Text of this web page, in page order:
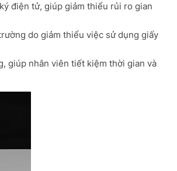
điện tử, giúp giảm thiểu rủi ro gian
do giảm thiểu việc sử dụng giấy
giúp nhân viên tiết kiệm thời gian và